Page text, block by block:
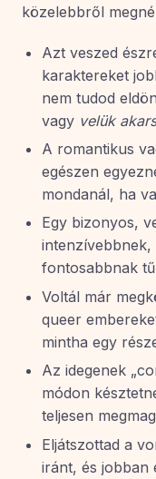
közelebbről
Azt veszed
karaktereket
nem tudod
vagy velük
A romantikus
egészen
mondanál, ha
Egy bizonyos,
intenzívebbnek,
fontosabbnak
Voltál már
queer
mintha egy
Az idegenek
módon
teljesen
Eljátszottad a
iránt, és jobban